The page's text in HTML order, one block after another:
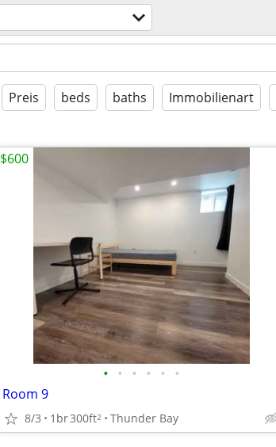
Preis beds baths Immobilienart
• • • • • •
Room 9
8/3 1br300ft2 Thunder Bay
$600